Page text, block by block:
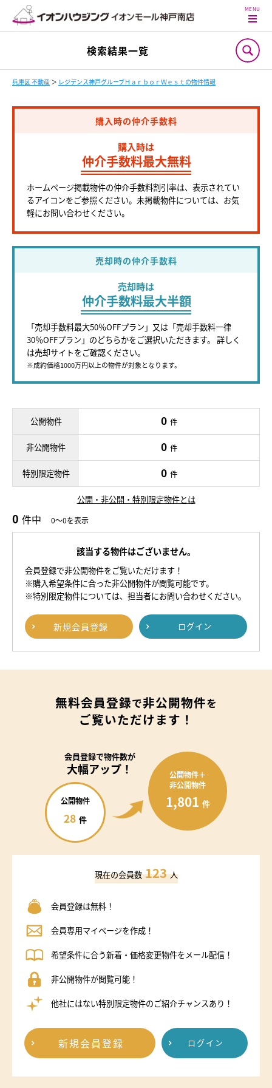
検索結果一覧
兵庫区 不動産 ＞ レジデンス神戸グルーブＨａｒｂｏｒＷｅｓｔの物件情報
購入時の仲介手数料
購入時は
仲介手数料最大無料
ホームページ掲載物件の仲介手数料割引率は、表示されてい
るアイコンをご参照ください。未掲載物件については、お気
軽にお問い合わせください。
売却時の仲介手数料
売却時は
仲介手数料最大半額
「売却手数料最大50％OFFプラン」又は「売却手数料一律
30％OFFプラン」のどちらかをご選択いただきます。 詳しく
は売却サイトをご確認ください。
※成約価格1000万円以上の物件が対象となります。
公開物件 0 件
非公開物件 0 件
特別限定物件 0 件
公開・非公開・特別限定物件とは
0 件中 0～0を表示
該当する物件はございません。
会員登録で非公開物件をご覧いただけます！
※購入希望条件に合った非公開物件が閲覧可能です。
※特別限定物件については、担当者にお問い合わせください。
新規会員登録 ログイン
無料会員登録で非公開物件を
ご覧いただけます！
会員登録で物件数が
大幅アップ！
公開物件
28 件
公開物件＋
非公開物件
1,801 件
現在の会員数 123 人
会員登録は無料！
会員専用マイページを作成！
希望条件に合う新着・価格変更物件をメール配信！
非公開物件が閲覧可能！
他社にはない特別限定物件のご紹介チャンスあり！
新規会員登録 ログイン